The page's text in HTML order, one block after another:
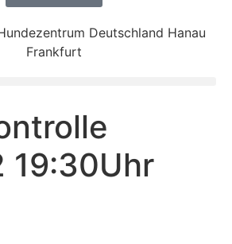
19:30Uhr